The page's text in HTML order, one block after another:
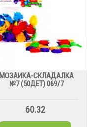
МОЗАИКА-СКЛАДАЛКА
№7 (50ДЕТ) 069/7
60.32